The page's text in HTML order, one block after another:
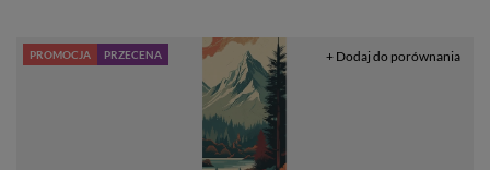
PROMOCJA PRZECENA + Dodaj do porównania